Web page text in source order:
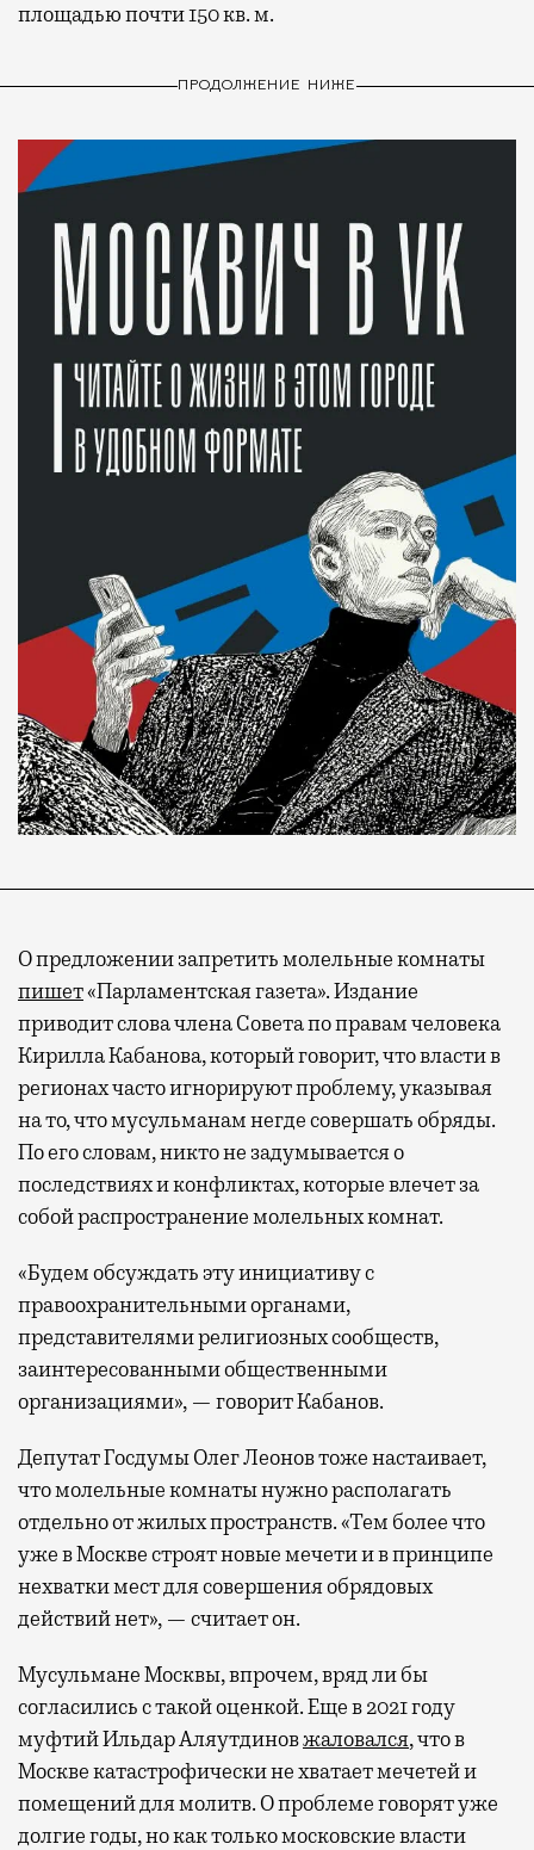
площадью почти 150 кв. м.
ПРОДОЛЖЕНИЕ НИЖЕ
О предложении запретить молельные комнаты
пишет«Парламентская газета». Издание
приводит слова члена Совета по правам человека
Кирилла Кабанова, который говорит, что власти в
регионах часто игнорируют проблему, указывая
на то, что мусульманам негде совершать обряды.
По его словам, никто не задумывается о
последствиях и конфликтах, которые влечет за
собой распространение молельных комнат.
«Будем обсуждать эту инициативу с
правоохранительными органами,
представителями религиозных сообществ,
заинтересованными общественными
организациями», — говорит Кабанов.
Депутат Госдумы Олег Леонов тоже настаивает,
что молельные комнаты нужно располагать
отдельно от жилых пространств. «Тем более что
уже в Москве строят новые мечети и в принципе
нехватки мест для совершения обрядовых
действий нет», — считает он.
Мусульмане Москвы, впрочем, вряд ли бы
согласились с такой оценкой. Еще в 2021 году
муфтий Ильдар Аляутдиновжаловался, что в
Москве катастрофически не хватает мечетей и
помещений для молитв. О проблеме говорят уже
долгие годы, но как только московские власти